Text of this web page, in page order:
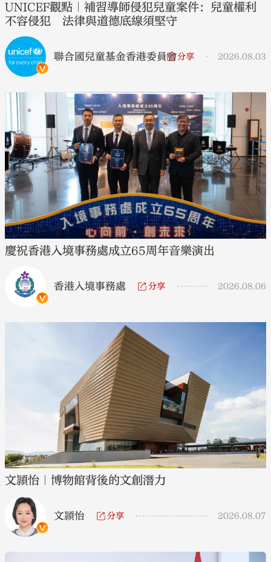
UNICEF觀點｜補習導師侵犯兒童案件：兒童權利
不容侵犯 法律與道德底線須堅守
聯合國兒童基金香港委員會分享 2026.08.03
慶祝香港入境事務處成立65周年音樂演出
香港入境事務處 分享 2026.08.06
文頴怡｜博物館背後的文創潛力
文頴怡 分享 2026.08.07